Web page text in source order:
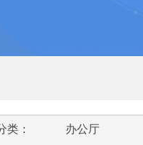
类：
办公厅